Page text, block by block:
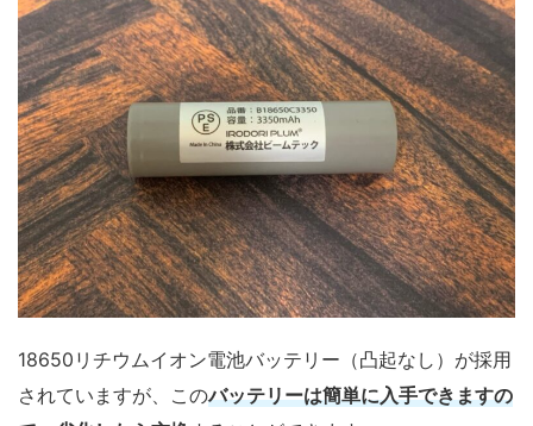
18650リチウムイオン電池バッテリー（凸起なし）が採用
されていますが、このバッテリーは簡単に入手できますの